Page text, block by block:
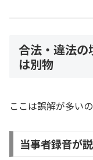
合法・違法の
は別物
ここは誤解が多い
当事者録音が